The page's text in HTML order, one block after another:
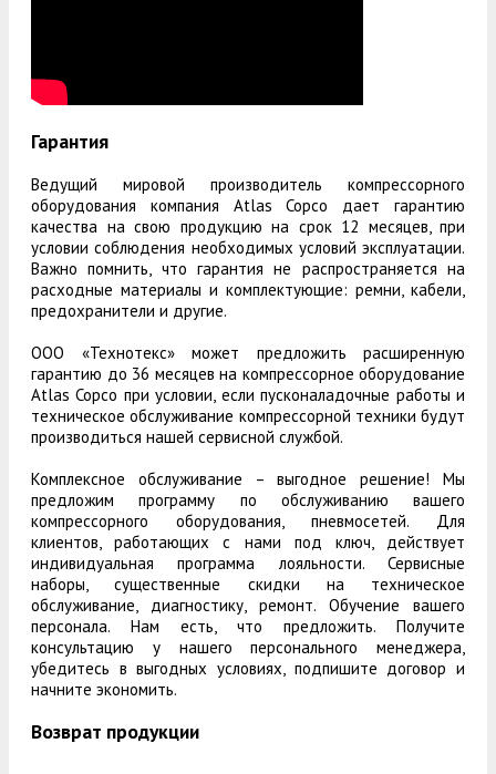
Гарантия
Ведущий мировой производитель компрессорного
оборудования компания Atlas Copco дает гарантию
качества на свою продукцию на срок 12 месяцев, при
условии соблюдения необходимых условий эксплуатации.
Важно помнить, что гарантия не распространяется на
расходные материалы и комплектующие: ремни, кабели,
предохранители и другие.
ООО «Технотекс» может предложить расширенную
гарантию до 36 месяцев на компрессорное оборудование
Atlas Copco при условии, если пусконаладочные работы и
техническое обслуживание компрессорной техники будут
производиться нашей сервисной службой.
Комплексное обслуживание – выгодное решение! Мы
предложим программу по обслуживанию вашего
компрессорного оборудования, пневмосетей. Для
клиентов, работающих с нами под ключ, действует
индивидуальная программа лояльности. Сервисные
наборы, существенные скидки на техническое
обслуживание, диагностику, ремонт. Обучение вашего
персонала. Нам есть, что предложить. Получите
консультацию у нашего персонального менеджера,
убедитесь в выгодных условиях, подпишите договор и
начните экономить.
Возврат продукции